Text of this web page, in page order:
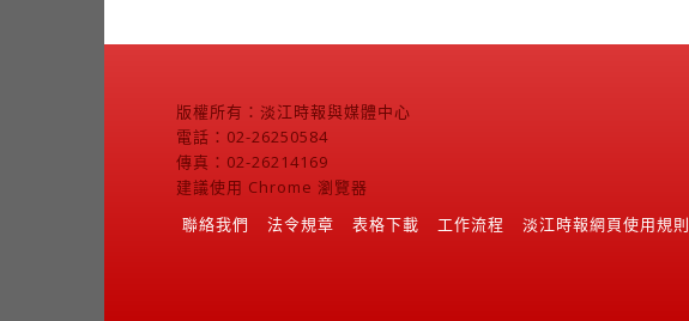
版權所有：淡江時報與媒體中心
電話：02-26250584
傳真：02-26214169
建議使用 Chrome 瀏覽器
聯絡我們
法令規章 表格下載 工作流程 淡江時報網頁使用規則